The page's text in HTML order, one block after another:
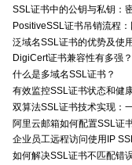
SSL证书中的公钥与私钥：
PositiveSSL证书吊销流程
泛域名SSL证书的优势及使
DigiCert证书兼容性有多强
什么是多域名SSL证书？
有效监控SSL证书状态和健
双算法SSL证书技术实现：
阿里云邮箱如何配置SSL证
企业员工远程访问使用IP
如何解决SSL证书不匹配错